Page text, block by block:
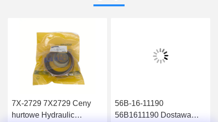
7X-2729 7X2729 Ceny
hurtowe Hydraulic
56B-16-11190
56B1611190 Dostawa